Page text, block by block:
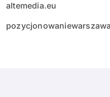
altemedia.eu